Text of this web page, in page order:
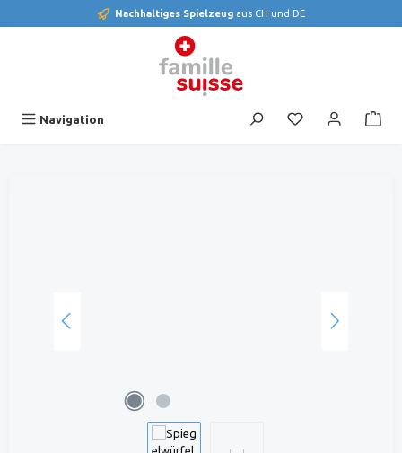
Nachhaltiges Spielzeug aus CH und DE
Navigation Du hast 0